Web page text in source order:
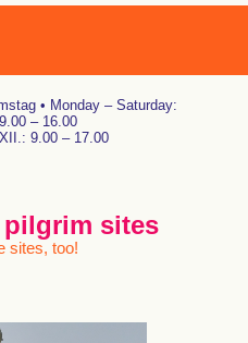
• Monday – Saturday:
– 16.00
9.00 – 17.00
pilgrim sites
sites, too!